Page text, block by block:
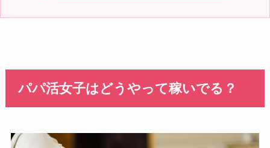
パパ活女子はどうやって稼いでる？